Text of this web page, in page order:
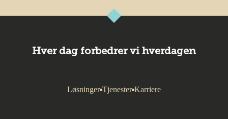
Hver dag forbedrer vi hverdagen
Løsninger Tjenester Karriere